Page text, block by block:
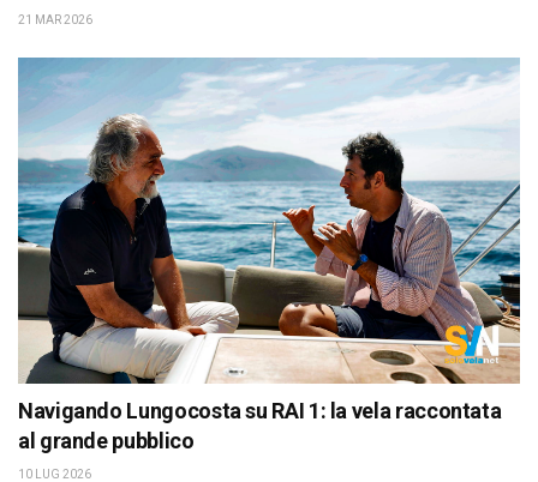
21 MAR 2026
Navigando Lungocosta su RAI 1: la vela raccontata
al grande pubblico
10 LUG 2026